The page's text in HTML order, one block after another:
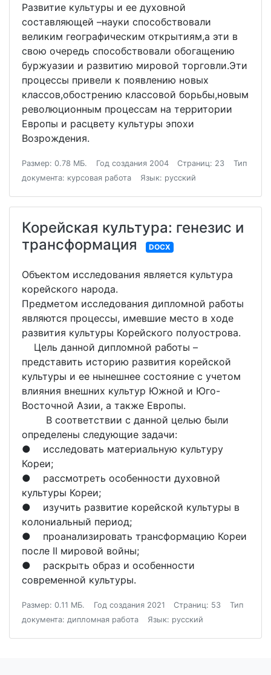
Развитие культуры и ее духовной
составляющей –науки способствовали
великим географическим открытиям,а эти в
свою очередь способствовали обогащению
буржуазии и развитию мировой торговли.Эти
процессы привели к появлению новых
классов,обострению классовой борьбы,новым
революционным процессам на территории
Европы и расцвету культуры эпохи
Возрождения.
Размер: 0.78 МБ. Год создания 2004 Страниц: 23
Тип
документа: курсовая работа
Язык: русский
Корейская культура: генезис и
трансформация
DOCX
Объектом исследования является культура
корейского народа.
Предметом исследования дипломной работы
являются процессы, имевшие место в ходе
развития культуры Корейского полуострова.
Цель данной дипломной работы –
представить историю развития корейской
культуры и ее нынешнее состояние с учетом
влияния внешних культур Южной и Юго-
Восточной Азии, а также Европы.
В соответствии с данной целью были
определены следующие задачи:
● исследовать материальную культуру
Кореи;
● рассмотреть особенности духовной
культуры Кореи;
● изучить развитие корейской культуры в
колониальный период;
● проанализировать трансформацию Кореи
после II мировой войны;
● раскрыть образ и особенности
современной культуры.
Размер: 0.11 МБ. Год создания 2021 Страниц: 53
Тип
документа: дипломная работа
Язык: русский